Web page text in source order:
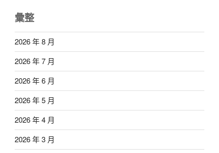
彙整
2026 年 8 月
2026 年 7 月
2026 年 6 月
2026 年 5 月
2026 年 4 月
2026 年 3 月